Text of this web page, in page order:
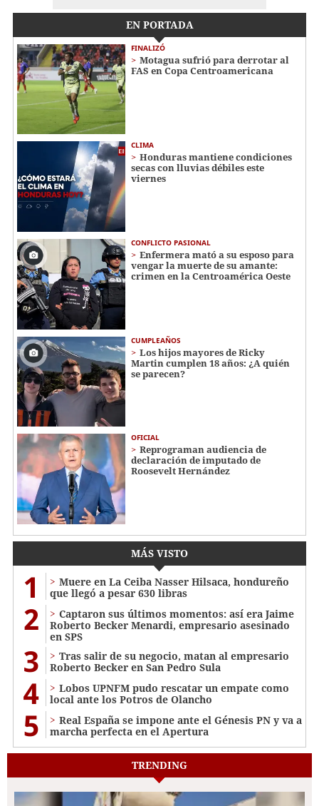
EN PORTADA
FINALIZÓ
Motagua sufrió para derrotar al
FAS en Copa Centroamericana
CLIMA
Honduras mantiene condiciones
secas con lluvias débiles este
viernes
CONFLICTO PASIONAL
Enfermera mató a su esposo para
vengar la muerte de su amante:
crimen en la Centroamérica Oeste
CUMPLEAÑOS
Los hijos mayores de Ricky
Martin cumplen 18 años: ¿A quién
se parecen?
OFICIAL
Reprograman audiencia de
declaración de imputado de
Roosevelt Hernández
MÁS VISTO
1
Muere en La Ceiba Nasser Hilsaca, hondureño
que llegó a pesar 630 libras
2
Captaron sus últimos momentos: así era Jaime
Roberto Becker Menardi​​​, empresario asesinado
en SPS
3
Tras salir de su negocio, matan al empresario
Roberto Becker en San Pedro Sula
4
Lobos UPNFM pudo rescatar un empate como
local ante los Potros de Olancho
5
Real España se impone ante el Génesis PN y va a
marcha perfecta en el Apertura
TRENDING